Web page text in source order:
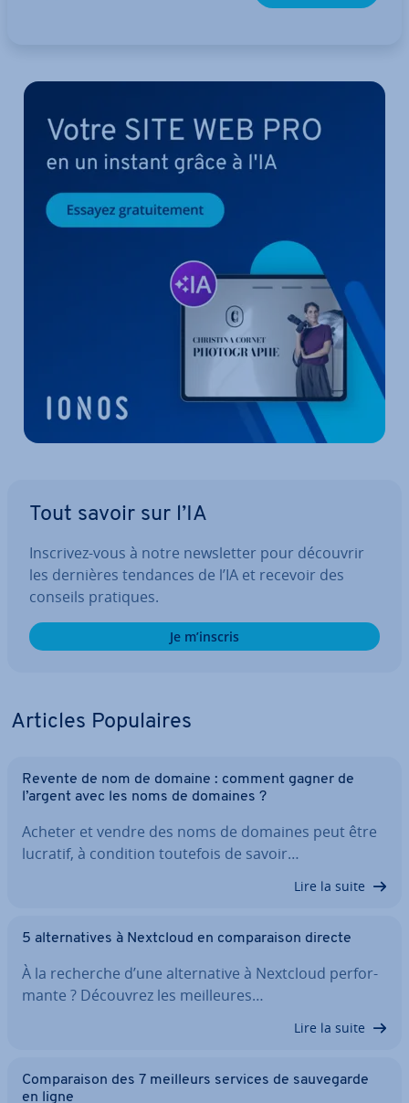
Tout savoir sur l’IA
Inscrivez-vous à notre news­let­ter pour découvrir
les dernières tendances de l’IA et recevoir des
conseils pratiques.
Je m’inscris
Articles Po­pu­laires
Revente de nom de domaine : comment gagner de
l’argent avec les noms de domaines ?
Acheter et vendre des noms de domaines peut être
lucratif, à condition toutefois de savoir…
Lire la suite
5 al­ter­na­tives à Nextcloud en com­pa­rai­son directe
À la recherche d’une al­ter­na­tive à Nextcloud per­for­
mante ? Découvrez les meil­leures…
Lire la suite
Com­pa­rai­son des 7 meilleurs services de sau­ve­garde
en ligne